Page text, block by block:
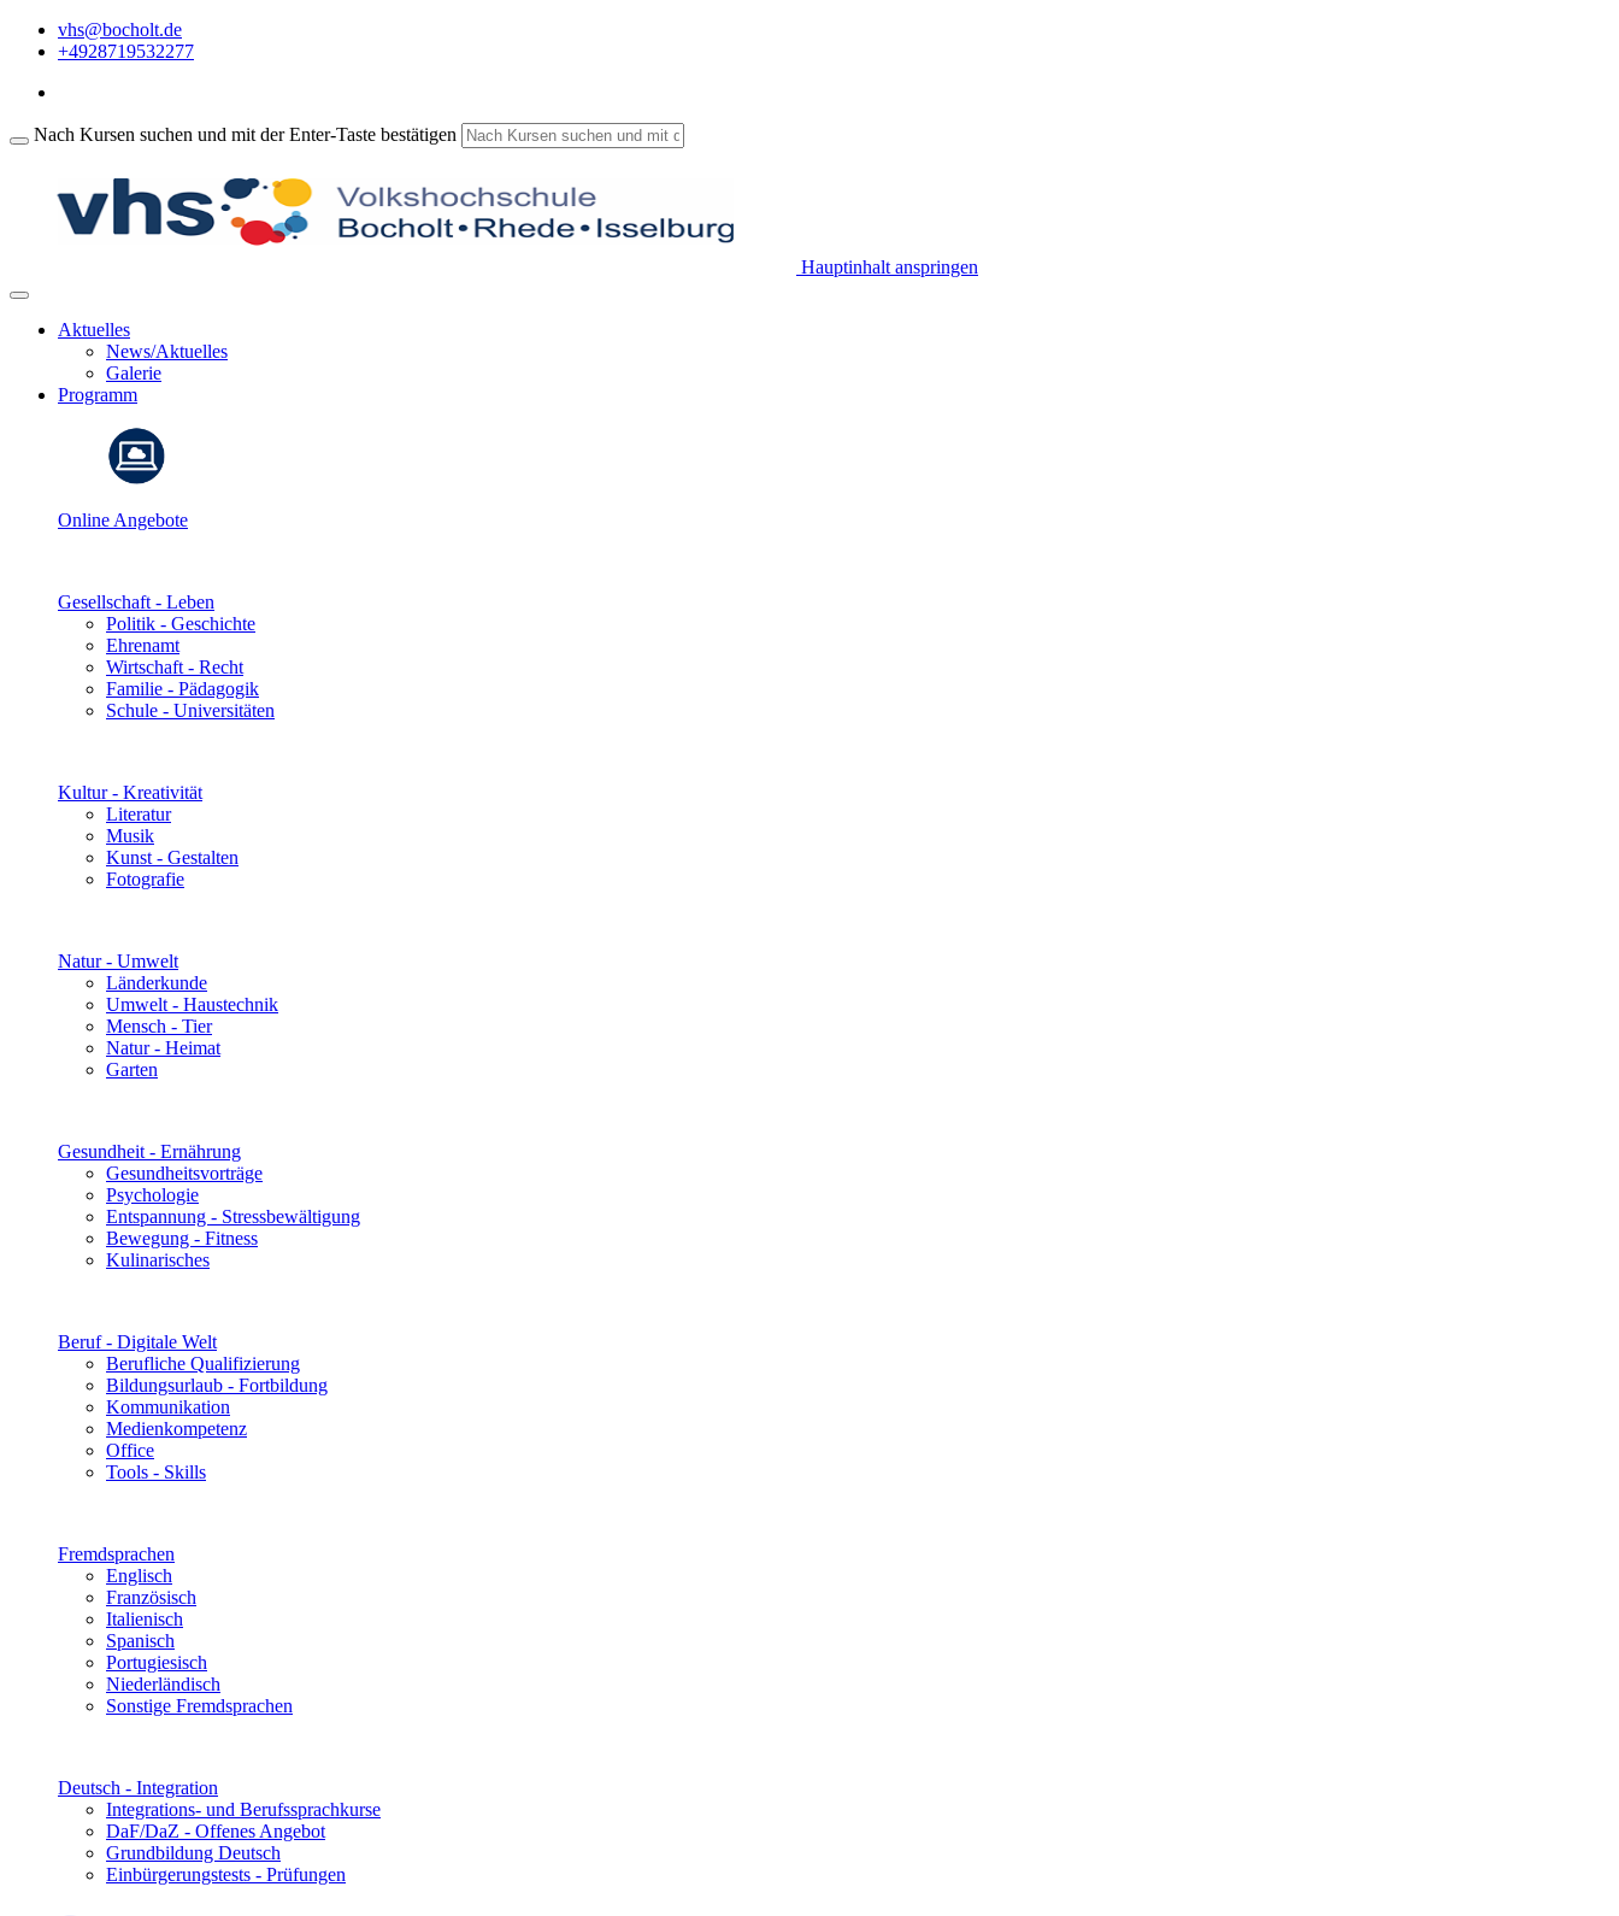
vhs@bocholt.de
+4928719532277
Nach Kursen suchen und mit der Enter-Taste bestätigen
Hauptinhalt anspringen
Aktuelles
News/Aktuelles
Galerie
Programm
Online Angebote
Gesellschaft - Leben
Politik - Geschichte
Ehrenamt
Wirtschaft - Recht
Familie - Pädagogik
Schule - Universitäten
Kultur - Kreativität
Literatur
Musik
Kunst - Gestalten
Fotografie
Natur - Umwelt
Länderkunde
Umwelt - Haustechnik
Mensch - Tier
Natur - Heimat
Garten
Gesundheit - Ernährung
Gesundheitsvorträge
Psychologie
Entspannung - Stressbewältigung
Bewegung - Fitness
Kulinarisches
Beruf - Digitale Welt
Berufliche Qualifizierung
Bildungsurlaub - Fortbildung
Kommunikation
Medienkompetenz
Office
Tools - Skills
Fremdsprachen
Englisch
Französisch
Italienisch
Spanisch
Portugiesisch
Niederländisch
Sonstige Fremdsprachen
Deutsch - Integration
Integrations- und Berufssprachkurse
DaF/DaZ - Offenes Angebot
Grundbildung Deutsch
Einbürgerungstests - Prüfungen